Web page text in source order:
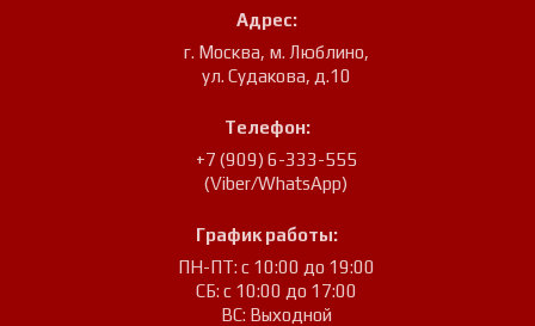
Адрес:
г. Москва, м. Люблино,
ул. Судакова, д.10
Телефон:
+7 (909) 6-333-555
(Viber/WhatsApp)
График работы:
ПН-ПТ: с 10:00 до 19:00
СБ: с 10:00 до 17:00
ВС: Выходной